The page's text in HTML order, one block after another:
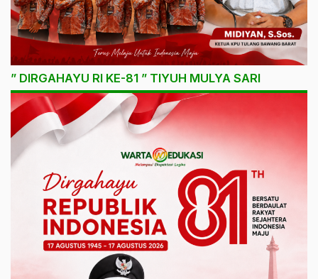
” DIRGAHAYU RI KE-81 ” TIYUH MULYA SARI